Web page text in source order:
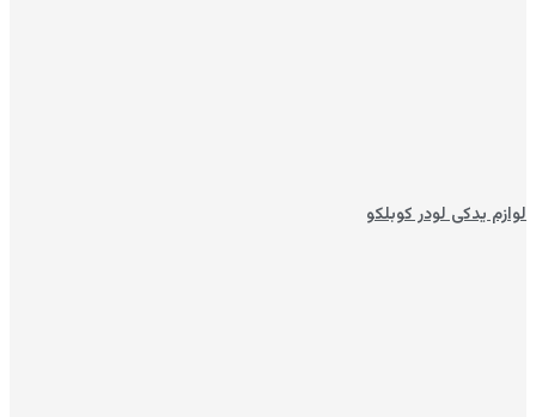
لوازم یدکی لودر کوبلکو